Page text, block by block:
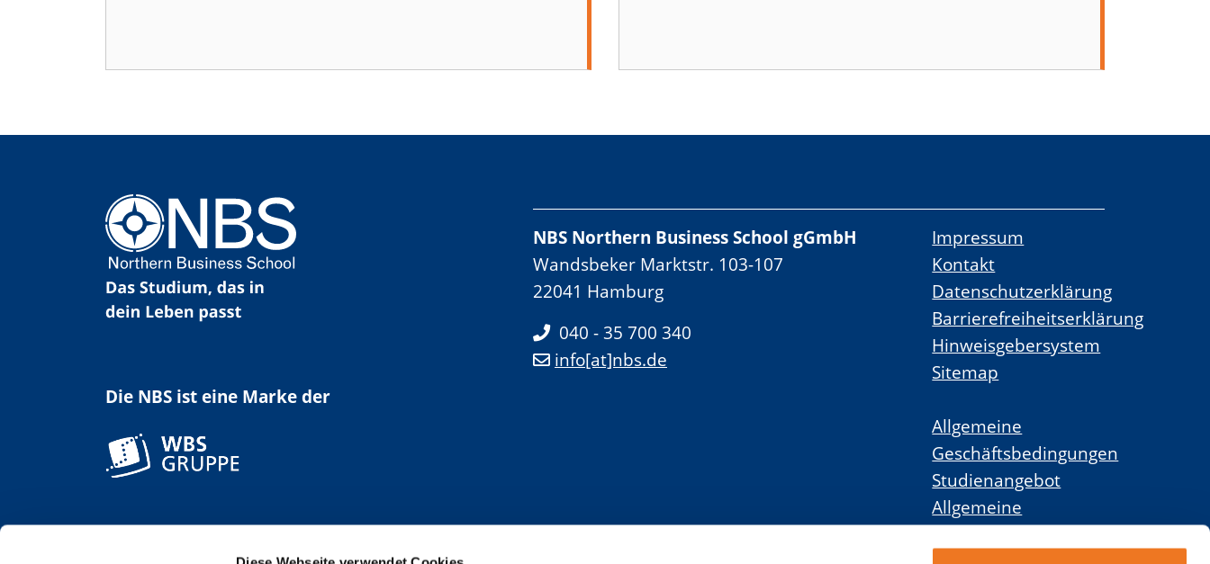
Die NBS ist eine Marke der
NBS Northern Business School gGmbH
Wandsbeker Marktstr. 103-107
22041 Hamburg
040 - 35 700 340
info[at]nbs.de
Impressum
Kontakt
Datenschutzerklärung
Barrierefreiheitserklärung
Hinweisgebersystem
Sitemap
Allgemeine
Geschäftsbedingungen
Studienangebot
Allgemeine